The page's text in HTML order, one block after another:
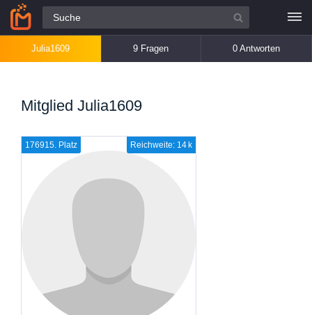
Alle Fragen
Julia1609 9 Fragen 0 Antworten
Mitglied Julia1609
Reichweite: 14 k
176915. Platz